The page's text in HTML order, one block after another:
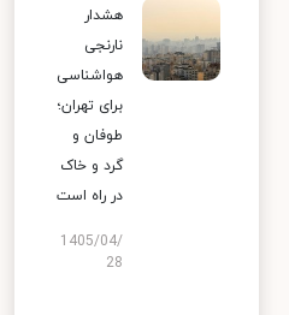
هشدار
نارنجی
هواشناسی
برای تهران؛
طوفان و
گرد و خاک
در راه است
1405/04/
28